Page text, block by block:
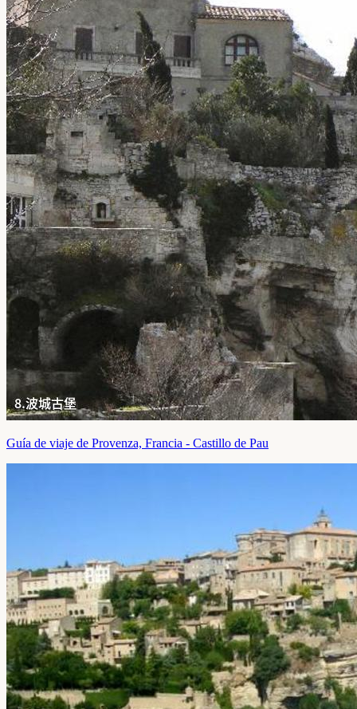
Guía de viaje de Provenza, Francia - Castillo de Pau